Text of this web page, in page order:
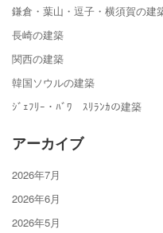
鎌倉・葉山・逗子・横須賀の建
長崎の建築
関西の建築
韓国ソウルの建築
ｼﾞｪﾌﾘｰ・ﾊﾞﾜ ｽﾘﾗﾝｶの建築
アーカイブ
2026年7月
2026年6月
2026年5月